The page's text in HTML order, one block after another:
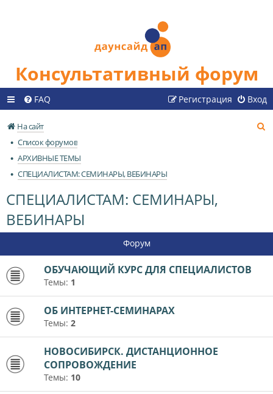
Консультативный форум
FAQ Вход
Регистрация
На сайт
Список форумов
АРХИВНЫЕ ТЕМЫ
СПЕЦИАЛИСТАМ: СЕМИНАРЫ, ВЕБИНАРЫ
СПЕЦИАЛИСТАМ: СЕМИНАРЫ,
ВЕБИНАРЫ
Форум
ОБУЧАЮЩИЙ КУРС ДЛЯ СПЕЦИАЛИСТОВ
Темы: 1
ОБ ИНТЕРНЕТ-СЕМИНАРАХ
Темы: 2
НОВОСИБИРСК. ДИСТАНЦИОННОЕ
СОПРОВОЖДЕНИЕ
Темы: 10